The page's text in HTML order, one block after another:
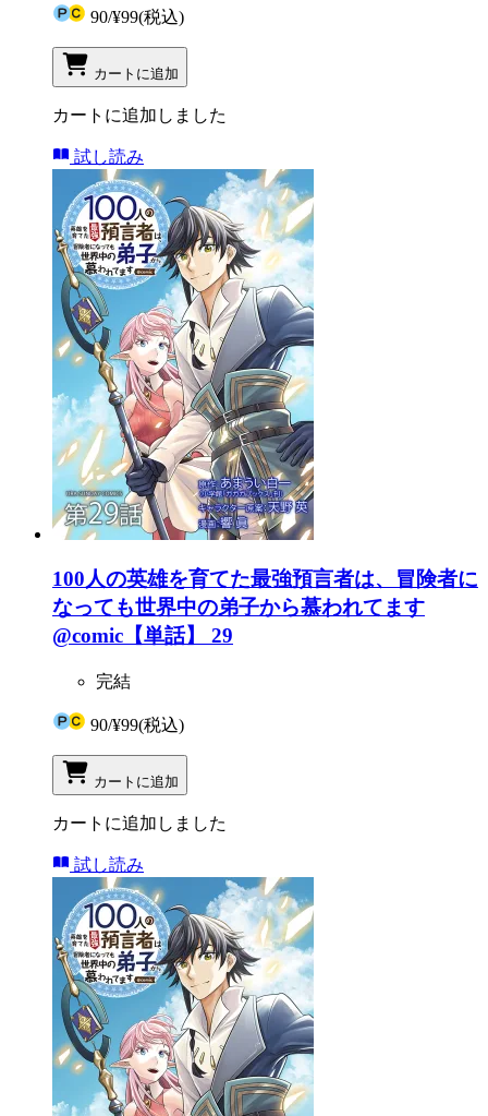
90/¥99(税込)
カートに追加
カートに追加しました
試し読み
100人の英雄を育てた最強預言者は、冒険者に
なっても世界中の弟子から慕われてます
@comic【単話】 29
完結
90/¥99(税込)
カートに追加
カートに追加しました
試し読み